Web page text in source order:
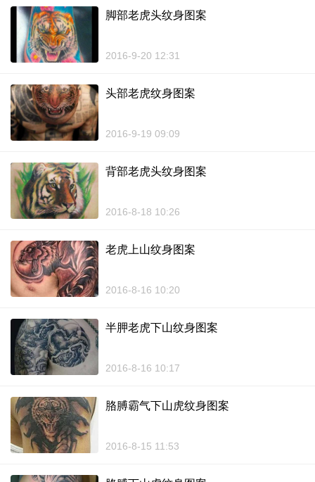
脚部老虎头纹身图案
2016-9-20 12:31
头部老虎纹身图案
2016-9-19 09:09
背部老虎头纹身图案
2016-8-18 10:26
老虎上山纹身图案
2016-8-16 10:20
半胛老虎下山纹身图案
2016-8-16 10:17
胳膊霸气下山虎纹身图案
2016-8-15 11:53